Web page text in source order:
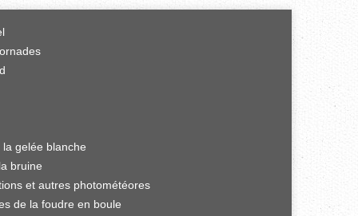
gelée blanche
bruine
et autres photométéores
de la foudre en boule